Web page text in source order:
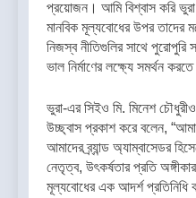
প্রয়োজন। আমি বিশ্বাস করি ভুরা
মানবিক মূল্যবোধের উপর তাদের
নিজস্ব নীতিগুলির সাথে
ভাল নির্মাণের লক্ষ্যে সমর্থন
ভুরা-এর সিইও মি. মিনেশ
উচ্ছ্বাস প্রকাশ করে বলেন,
আমাদের ব্র্যান্ড অ্যাম্বাসেডর
নেতৃত্ব, উৎকর্ষতার প্রতি
মূল্যবোধের এক আদর্শ প্রতিনিধি